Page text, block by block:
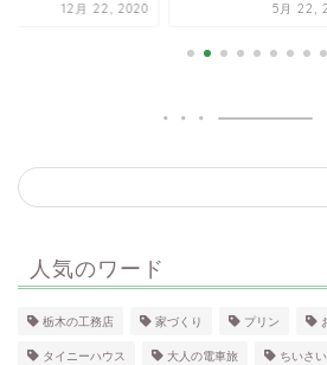
12月 22, 2020 5月 22,
人気のワード
栃木の工務店 家づくり プリン
タイニーハウス 大人の電車旅 ちいさ